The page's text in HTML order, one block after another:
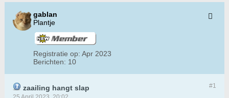
gablan
Plantje
Registratie op: Apr 2023
Berichten: 10
#1
zaailing hangt slap